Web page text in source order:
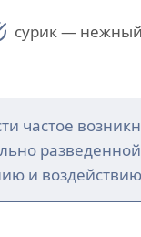
сурик —
частое
и